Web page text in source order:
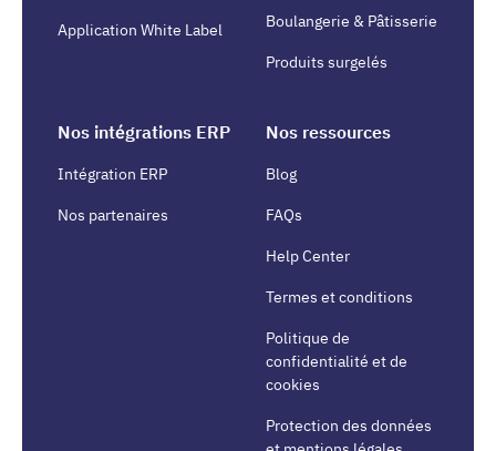
Application White Label Boulangerie & Pâtisserie
Produits surgelés
Nos intégrations ERP
Intégration ERP
Nos partenaires
Nos ressources
Blog
FAQs
Help Center
Termes et conditions
Politique de
confidentialité et de
cookies
Protection des données